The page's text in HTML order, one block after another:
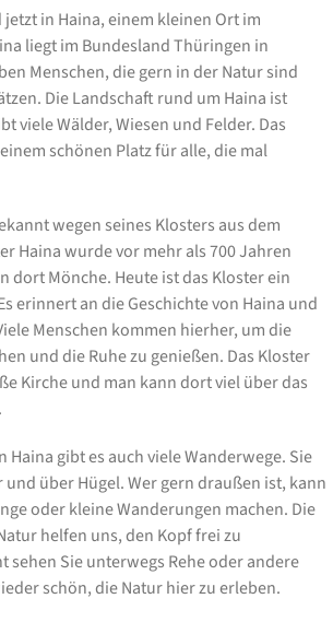
jetzt in Haina, einem kleinen Ort im
liegt im Bundesland Thüringen in
Menschen, die gern in der Natur sind
Die Landschaft rund um Haina ist
viele Wälder, Wiesen und Felder. Das
schönen Platz für alle, die mal
wegen seines Klosters aus dem
Haina wurde vor mehr als 700 Jahren
dort Mönche. Heute ist das Kloster ein
erinnert an die Geschichte von Haina und
Menschen kommen hierher, um die
und die Ruhe zu genießen. Das Kloster
Kirche und man kann dort viel über das
Haina gibt es auch viele Wanderwege. Sie
über Hügel. Wer gern draußen ist, kann
oder kleine Wanderungen machen. Die
helfen uns, den Kopf frei zu
sehen Sie unterwegs Rehe oder andere
schön, die Natur hier zu erleben.